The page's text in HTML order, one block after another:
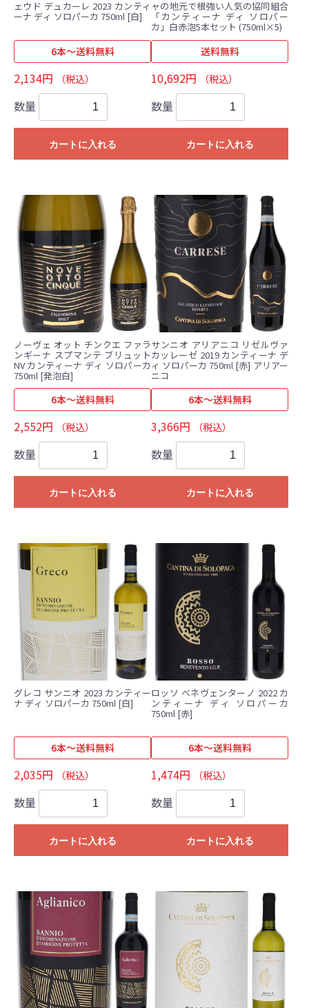
ェウド デュカーレ 2023 カンティ
ーナ ディ ソロパーカ 750ml [白]
6本～送料無料
2,134円 （税込）
数量
カートに入れる
ャの地元で根強い人気の協同組合
「カンティーナ ディ ソロパー
カ」白赤泡5本セット (750ml×5)
送料無料
10,692円 （税込）
数量
カートに入れる
ノーヴェ オット チンクエ ファラ
ンギーナ スプマンテ ブリュット
NV カンティーナ ディ ソロパーカ
750ml [発泡白]
6本～送料無料
2,552円 （税込）
数量
カートに入れる
サンニオ アリアニコ リゼルヴァ
カッレーゼ 2019 カンティーナ デ
ィ ソロパーカ 750ml [赤] アリアー
ニコ
6本～送料無料
3,366円 （税込）
数量
カートに入れる
グレコ サンニオ 2023 カンティー
ナ ディ ソロパーカ 750ml [白]
6本～送料無料
2,035円 （税込）
数量
カートに入れる
ロッソ ベネヴェンターノ 2022 カ
ンティーナ ディ ソロパーカ
750ml [赤]
6本～送料無料
1,474円 （税込）
数量
カートに入れる